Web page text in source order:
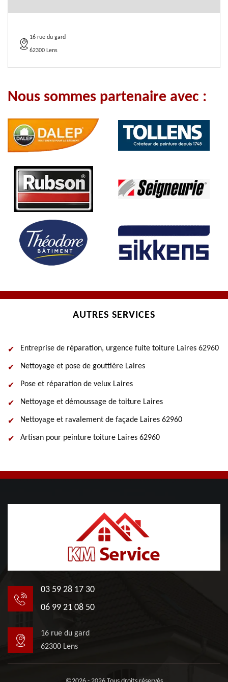
16 rue du gard
62300 Lens
Nous sommes partenaire avec :
AUTRES SERVICES
Entreprise de réparation, urgence fuite toiture Laires 62960
Nettoyage et pose de gouttière Laires
Pose et réparation de velux Laires
Nettoyage et démoussage de toiture Laires
Nettoyage et ravalement de façade Laires 62960
Artisan pour peinture toiture Laires 62960
03 59 28 17 30
06 99 21 08 50
16 rue du gard
62300 Lens